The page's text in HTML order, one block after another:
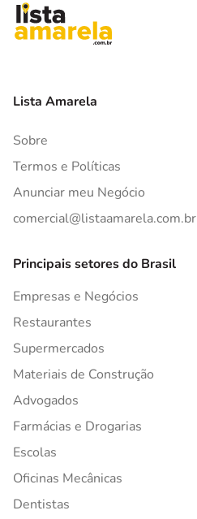
Lista Amarela
Sobre
Termos e Políticas
Anunciar meu Negócio
comercial@listaamarela.com.br
Principais setores do Brasil
Empresas e Negócios
Restaurantes
Supermercados
Materiais de Construção
Advogados
Farmácias e Drogarias
Escolas
Oficinas Mecânicas
Dentistas